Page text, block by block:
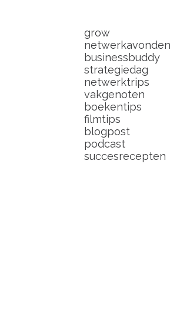
grow
netwerkavonden
businessbuddy
strategiedag
netwerktrips
vakgenoten
boekentips
filmtips
blogpost
podcast
succesrecepten